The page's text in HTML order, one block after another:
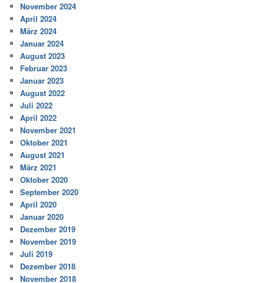
November 2024
April 2024
März 2024
Januar 2024
August 2023
Februar 2023
Januar 2023
August 2022
Juli 2022
April 2022
November 2021
Oktober 2021
August 2021
März 2021
Oktober 2020
September 2020
April 2020
Januar 2020
Dezember 2019
November 2019
Juli 2019
Dezember 2018
November 2018